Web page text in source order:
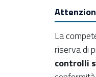
La
riserva di
controlli